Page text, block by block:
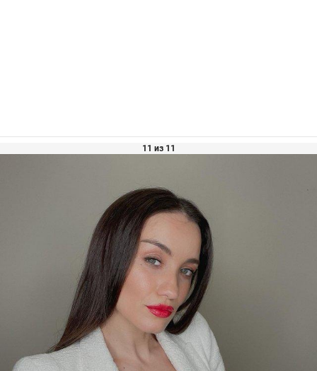
11 из 11